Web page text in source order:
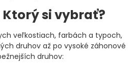
si vybrať?
veľkostiach, farbách a typoch,
druhov až po vysoké záhonové
druhov: